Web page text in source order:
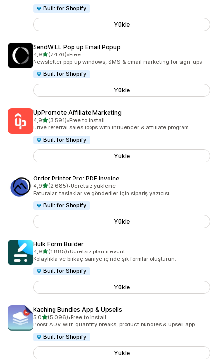
Built for Shopify
Yükle
SendWILL Pop up Email Popup
4,95 yıldız üzerinden
(7.476)
toplam 7476 değerlendirme
•Free
Newsletter pop-up windows, SMS & email marketing for sign-ups
Built for Shopify
Yükle
UpPromote Affiliate Marketing
4,95 yıldız üzerinden
(3.591)
toplam 3591 değerlendirme
•Free to install
Drive referral sales loops with influencer & affiliate program
Built for Shopify
Yükle
Order Printer Pro: PDF Invoice
4,95 yıldız üzerinden
(2.685)
toplam 2685 değerlendirme
•Ücretsiz yükleme
Faturalar, taslaklar ve gönderiler için sipariş yazıcısı
Built for Shopify
Yükle
Hulk Form Builder
4,95 yıldız üzerinden
(1.885)
toplam 1885 değerlendirme
•Ücretsiz plan mevcut
Kolaylıkla ve birkaç saniye içinde şık formlar oluşturun.
Built for Shopify
Yükle
Kaching Bundles App & Upsells
5,05 yıldız üzerinden
(5.096)
toplam 5096 değerlendirme
•Free to install
Boost AOV with quantity breaks, product bundles & upsell app
Built for Shopify
Yükle